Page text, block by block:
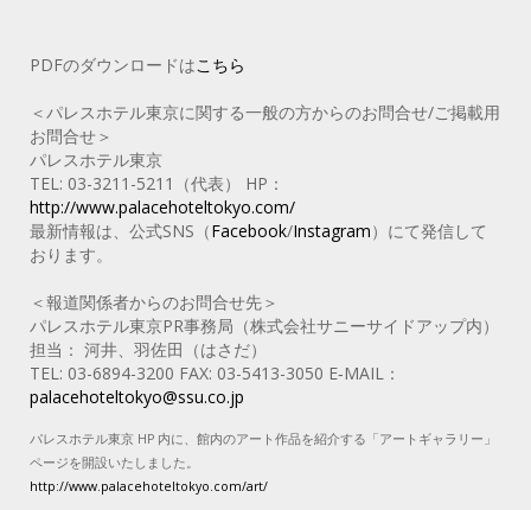
PDFのダウンロードはこちら
＜パレスホテル東京に関する一般の方からのお問合せ/ご掲載用
お問合せ＞
パレスホテル東京
TEL: 03-3211-5211（代表） HP：
http://www.palacehoteltokyo.com/
最新情報は、公式SNS（Facebook/Instagram）にて発信して
おります。
＜報道関係者からのお問合せ先＞
パレスホテル東京PR事務局（株式会社サニーサイドアップ内）
担当： 河井、羽佐田（はさだ）
TEL: 03-6894-3200 FAX: 03-5413-3050 E‐MAIL：
palacehoteltokyo@ssu.co.jp
パレスホテル東京 HP 内に、館内のアート作品を紹介する「アートギャラリー」
ページを開設いたしました。
http://www.palacehoteltokyo.com/art/